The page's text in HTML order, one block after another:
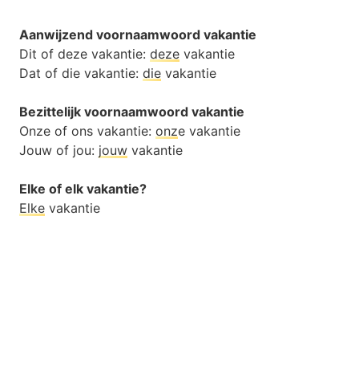
Aanwijzend voornaamwoord vakantie
Dit of deze vakantie: deze vakantie
Dat of die vakantie: die vakantie
Bezittelijk voornaamwoord vakantie
Onze of ons vakantie: onze vakantie
Jouw of jou: jouw vakantie
Elke of elk vakantie?
Elke vakantie